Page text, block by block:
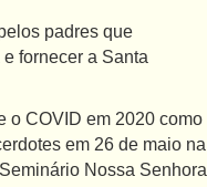
padres que
fornecer a Santa
o COVID em 2020 como
em 26 de maio na
Nossa Senhora